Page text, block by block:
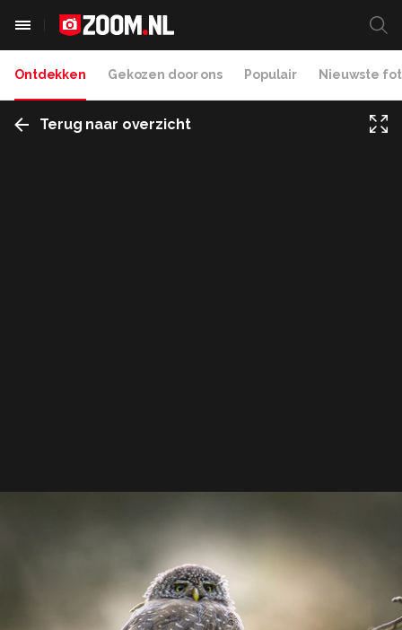
Ontdekken Gekozen door ons Populair Nieuwste
Terug naar overzicht